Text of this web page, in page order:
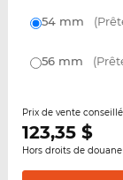
54 mm
56 mm
Prix de vente conseillé
123,35$
Hors droits de